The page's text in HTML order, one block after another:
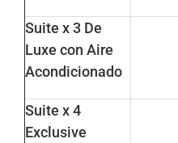
Suite x 3 De
Luxe con Aire
Acondicionado
Suite x 4
Exclusive